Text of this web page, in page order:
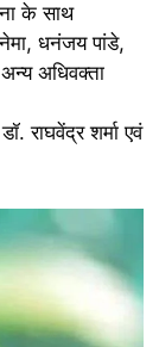
के साथ
धनंजय पांडे,
अधिवक्ता
राघवेंद्र शर्मा एवं